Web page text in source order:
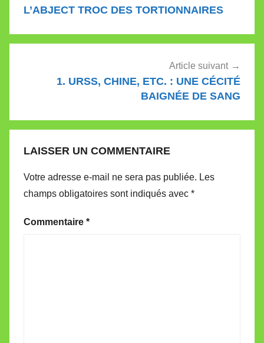
deL’ABJECT TROC DES TORTIONNAIRES
Article suivant
1. URSS, CHINE, ETC. : UNE CÉCITÉ
BAIGNÉE DE SANG
LAISSER UN COMMENTAIRE
Votre adresse e-mail ne sera pas publiée. Les
champs obligatoires sont indiqués avec *
Commentaire *